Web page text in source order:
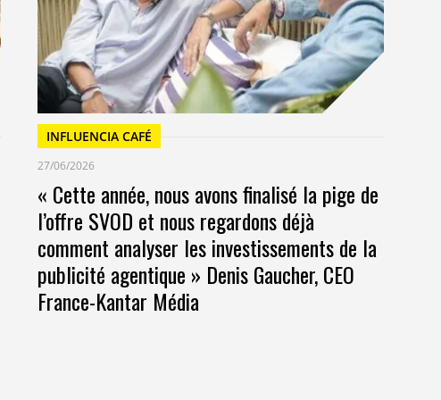
INFLUENCIA CAFÉ
27/06/2026
« Cette année, nous avons finalisé la pige de
l’offre SVOD et nous regardons déjà
comment analyser les investissements de la
publicité agentique » Denis Gaucher, CEO
France-Kantar Média